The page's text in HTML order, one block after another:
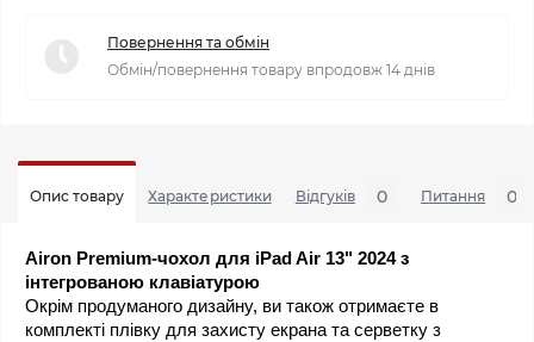
Повернення та обмін
Обмін/повернення товару впродовж 14 днів
Опис товару Характеристики Відгуків 0 Питання 0
Airon Premium-чохол для iPad Air 13" 2024 з
інтегрованою клавіатурою
Окрім продуманого дизайну, ви також отримаєте в
комплекті плівку для захисту екрана та серветку з